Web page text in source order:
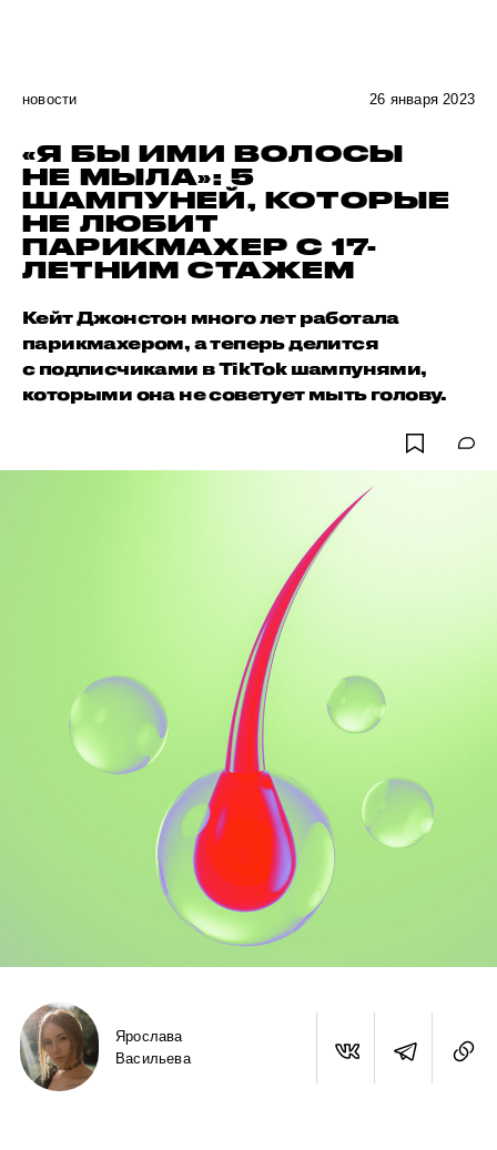
новости 26 января 2023
«Я БЫ ИМИ ВОЛОСЫ
НЕ МЫЛА»: 5
ШАМПУНЕЙ, КОТОРЫЕ
НЕ ЛЮБИТ
ПАРИКМАХЕР С 17-
ЛЕТНИМ СТАЖЕМ
Кейт Джонстон много лет работала
парикмахером, а теперь делится
с подписчиками в TikTok шампунями,
которыми она не советует мыть голову.
Ярослава
Васильева